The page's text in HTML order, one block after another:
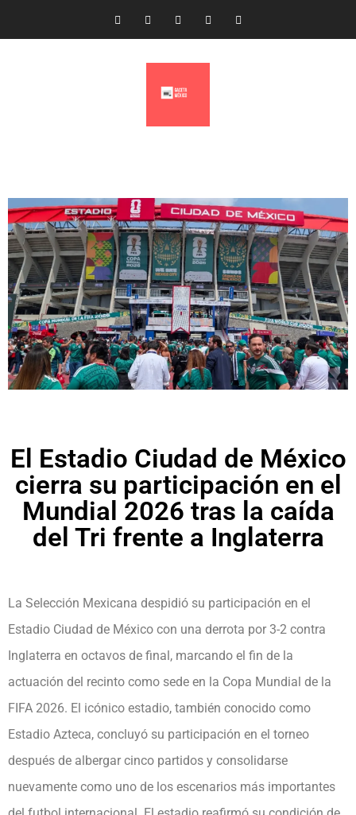
El Estadio Ciudad de México
cierra su participación en el
Mundial 2026 tras la caída
del Tri frente a Inglaterra
La Selección Mexicana despidió su participación en el
Estadio Ciudad de México con una derrota por 3-2 contra
Inglaterra en octavos de final, marcando el fin de la
actuación del recinto como sede en la Copa Mundial de la
FIFA 2026. El icónico estadio, también conocido como
Estadio Azteca, concluyó su participación en el torneo
después de albergar cinco partidos y consolidarse
nuevamente como uno de los escenarios más importantes